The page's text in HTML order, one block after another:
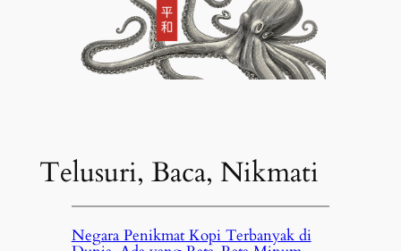
Telusuri, Baca, Nikmati
Negara Penikmat Kopi Terbanyak di